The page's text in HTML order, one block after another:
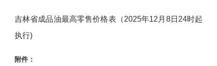
吉林省成品油最高零售价格表（2025年12月8日24时起
执行)
附件：